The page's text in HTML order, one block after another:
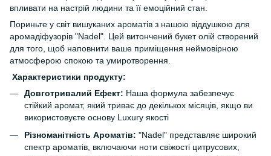
впливати на настрій людини та її емоційний стан.
Пориньте у світ вишуканих ароматів з нашою віддушкою для
аромадіфузорів "Nadel". Цей витончений букет олій створений
для того, щоб наповнити ваше приміщення неймовірною
атмосферою спокою та умиротворення.
Характеристики продукту:
Довготривалий Ефект: Наша формула забезпечує
стійкий аромат, який триває до декількох місяців, якщо ви
використовуєте основу Luxury якості
Різноманітність Ароматів: "Nadel" представляє широкий
спектр ароматів, включаючи ноти свіжості цитрусових,